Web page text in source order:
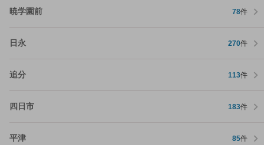
暁学園前 78件
日永 270件
追分 113件
四日市 183件
平津 85件